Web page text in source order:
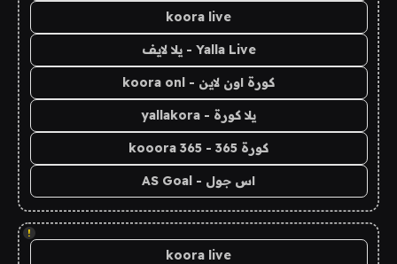
koora live
Yalla Live - يلا لايف
كورة اون لاين - koora onl
يلا كورة - yallakora
كورة 365 - kooora 365
اس جول - AS Goal
!
koora live